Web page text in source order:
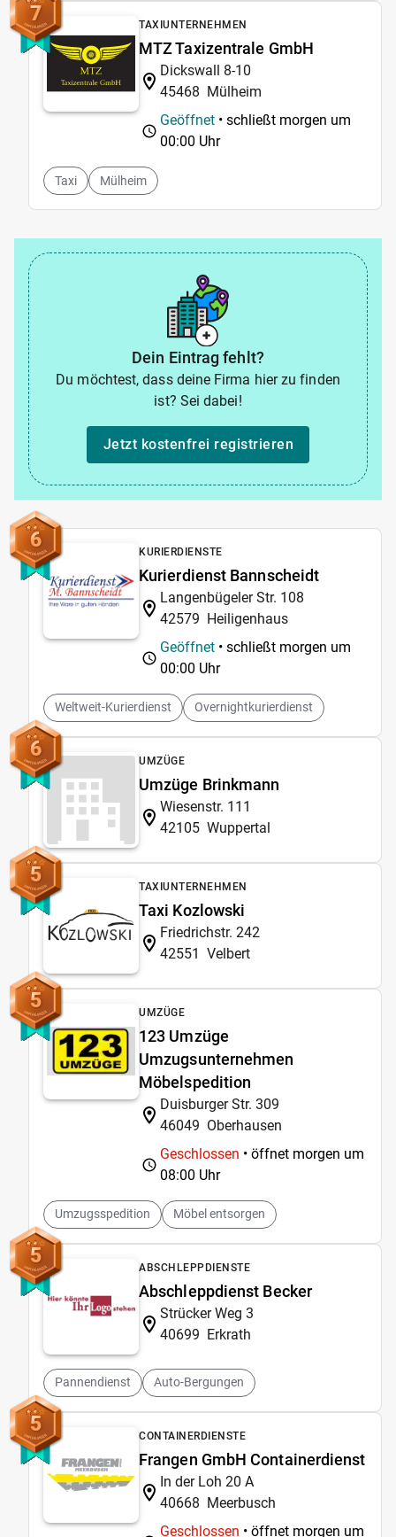
7 TAXIUNTERNEHMEN
MTZ Taxizentrale GmbH
Dickswall 8-10
45468 Mülheim
Geöffnet • schließt morgen um
00:00 Uhr
Taxi Mülheim
Dein Eintrag fehlt?
Du möchtest, dass deine Firma hier zu finden
ist? Sei dabei!
Jetzt kostenfrei registrieren
6 KURIERDIENSTE
Kurierdienst Bannscheidt
Langenbügeler Str. 108
42579 Heiligenhaus
Geöffnet • schließt morgen um
00:00 Uhr
Weltweit-Kurierdienst Overnightkurierdienst
6 UMZÜGE
Umzüge Brinkmann
Wiesenstr. 111
42105 Wuppertal
5 TAXIUNTERNEHMEN
Taxi Kozlowski
Friedrichstr. 242
42551 Velbert
5 UMZÜGE
123 Umzüge
Umzugsunternehmen
Möbelspedition
Duisburger Str. 309
46049 Oberhausen
Geschlossen • öffnet morgen um
08:00 Uhr
Umzugsspedition Möbel entsorgen
5 ABSCHLEPPDIENSTE
Abschleppdienst Becker
Strücker Weg 3
40699 Erkrath
Pannendienst Auto-Bergungen
5 CONTAINERDIENSTE
Frangen GmbH Containerdienst
In der Loh 20 A
40668 Meerbusch
Geschlossen • öffnet morgen um